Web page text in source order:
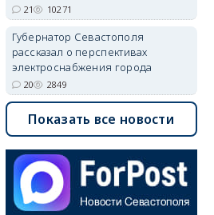
21 10271
Губернатор Севастополя
рассказал о перспективах
электроснабжения города
20 2849
Показать все новости